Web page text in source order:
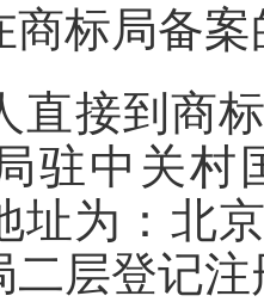
商标局备
直接到商
驻中关村
址为：北
二层登记